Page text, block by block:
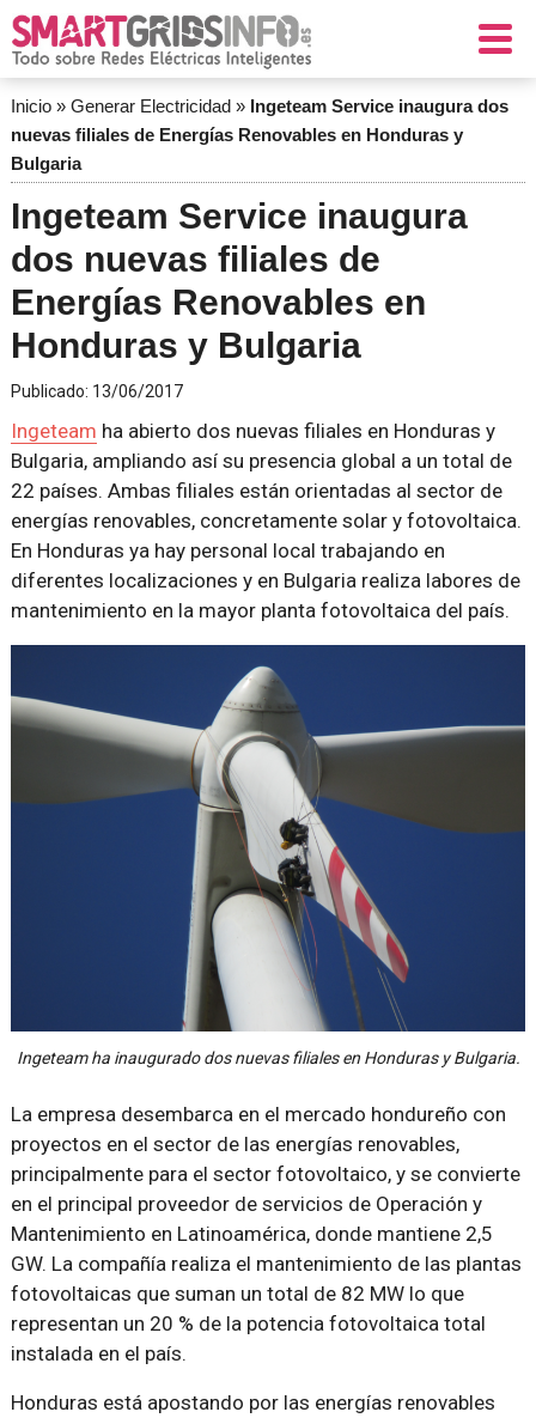
Inicio» Generar Electricidad» Ingeteam Service inaugura dos
nuevas filiales de Energías Renovables en Honduras y
Bulgaria
Ingeteam Service inaugura
dos nuevas filiales de
Energías Renovables en
Honduras y Bulgaria
Publicado: 13/06/2017
Ingeteam ha abierto dos nuevas filiales en Honduras y
Bulgaria, ampliando así su presencia global a un total de
22 países. Ambas filiales están orientadas al sector de
energías renovables, concretamente solar y fotovoltaica.
En Honduras ya hay personal local trabajando en
diferentes localizaciones y en Bulgaria realiza labores de
mantenimiento en la mayor planta fotovoltaica del país.
Ingeteam ha inaugurado dos nuevas filiales en Honduras y Bulgaria.
La empresa desembarca en el mercado hondureño con
proyectos en el sector de las energías renovables,
principalmente para el sector fotovoltaico, y se convierte
en el principal proveedor de servicios de Operación y
Mantenimiento en Latinoamérica, donde mantiene 2,5
GW. La compañía realiza el mantenimiento de las plantas
fotovoltaicas que suman un total de 82 MW lo que
representan un 20 % de la potencia fotovoltaica total
instalada en el país.
Honduras está apostando por las energías renovables